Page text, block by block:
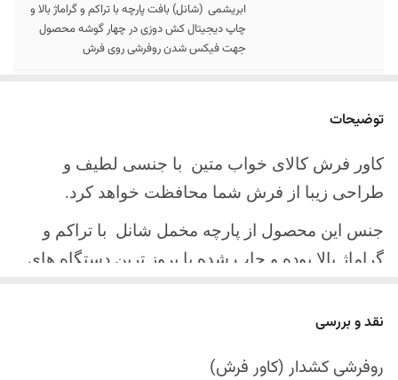
ابریشمی (شانل) بافت پارچه با تراکم و گراماژ بالا و
چاپ دیجیتال کش دوزی در چهار گوشه محصول
جهت فیکس شدن روفرشی روی فرش
ارسال کالا
آینده
توضیحات
کاور فرش کالای خواب متین با جنسی لطیف و
طراحی زیبا از فرش شما محافظت خواهد کرد.
جنس این محصول از پارچه مخمل شانل با تراکم و
گراماژ بالا بوده و چاپ شده با بروز ترین دستگاه های
چهار گوشه این محصول با کش باکیفیت دوخته‌شده
نقد و بررسی
روفرشی کشدار (کاور فرش)